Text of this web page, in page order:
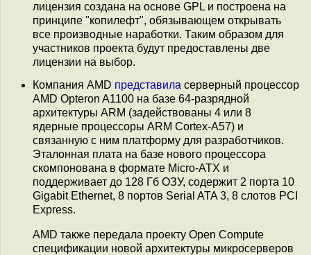
лицензия создана на основе GPL и построена на
принципе "копилефт", обязывающем открывать
все производные наработки. Таким образом для
участников проекта будут предоставлены две
лицензии на выбор.
Компания AMD представила серверный процессор
AMD Opteron A1100 на базе 64-разрядной
архитектуры ARM (задействованы 4 или 8
ядерные процессоры ARM Cortex-A57) и
связанную с ним платформу для разработчиков.
Эталонная плата на базе нового процессора
скомпонована в формате Micro-ATX и
поддерживает до 128 Гб ОЗУ, содержит 2 порта 10
Gigabit Ethernet, 8 портов Serial ATA 3, 8 слотов PCI
Express.
AMD также передала проекту Open Compute
спецификации новой архитектуры микросерверов